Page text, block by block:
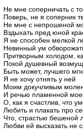
Случайная
Рейтинг
Рейтинг
Не мне соперничать с
Поверь, не я соперник
Не мне с непрошеной
Вздыхать пред юной
Я не способен мелкой
Невинный ум
Притворным холодом,
Покой душевный
Быть может, лучшего
Я не хочу отнять у ней
Моим докучливым
И речью пламенной
О, как я счастлив, что
Любить и плакать про
Что, страстью бешеной
Любви ей высказать не